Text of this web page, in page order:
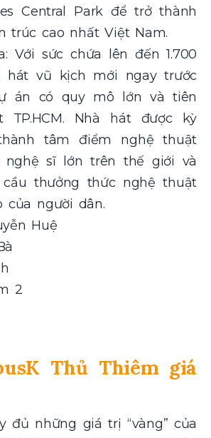
Central Park để trở thành
trúc cao nhất Việt Nam.
Với sức chứa lên đến 1.700
hát vũ kịch mới ngay trước
án có quy mô lớn và tiên
TP.HCM. Nhà hát được kỳ
tâm điểm nghệ thuật
nghệ sĩ lớn trên thế giới và
thưởng thức nghệ thuật
của người dân.
Huệ
2
Thủ Thiêm giá
đủ những giá trị “vàng” của